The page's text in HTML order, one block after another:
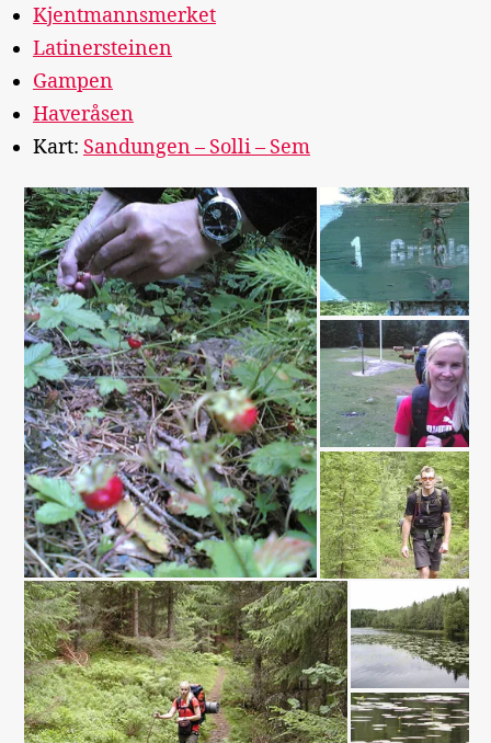
Kjentmannsmerket
Latinersteinen
Gampen
Haveråsen
Kart: Sandungen – Solli – Sem